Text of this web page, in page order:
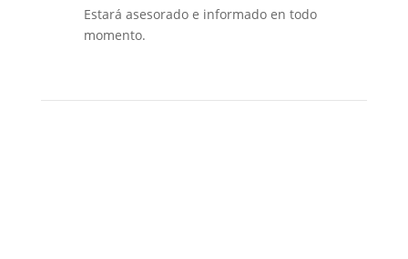
Estará asesorado e informado en todo
momento.